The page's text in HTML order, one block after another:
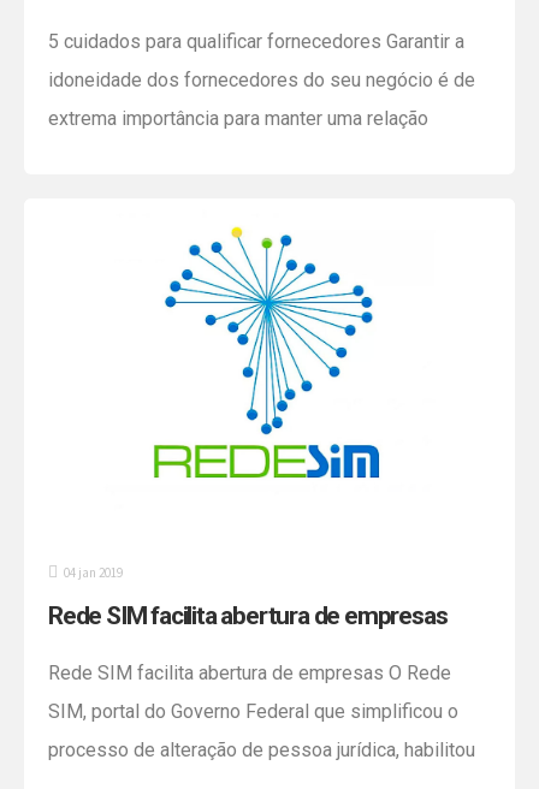
5 cuidados para qualificar fornecedores Garantir a
idoneidade dos fornecedores do seu negócio é de
extrema importância para manter uma relação
de prazos e entrega de produtos, mas também ajuda
a precaver futuras dores de cabeça com a Receita
Federal. Abaixo, […]
04 jan 2019
Rede SIM facilita abertura de empresas
Rede SIM facilita abertura de empresas O Rede
SIM, portal do Governo Federal que simplificou o
processo de alteração de pessoa jurídica, habilitou